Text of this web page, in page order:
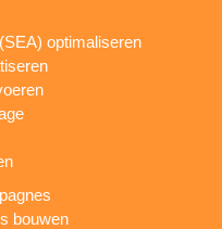
optimaliseren
bouwen